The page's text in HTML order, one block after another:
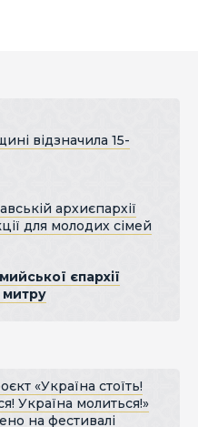
відзначила 15-
архиєпархії
для молодих сімей
єпархії
митру
«Україна стоїть!
Україна молиться!»
на фестивалі